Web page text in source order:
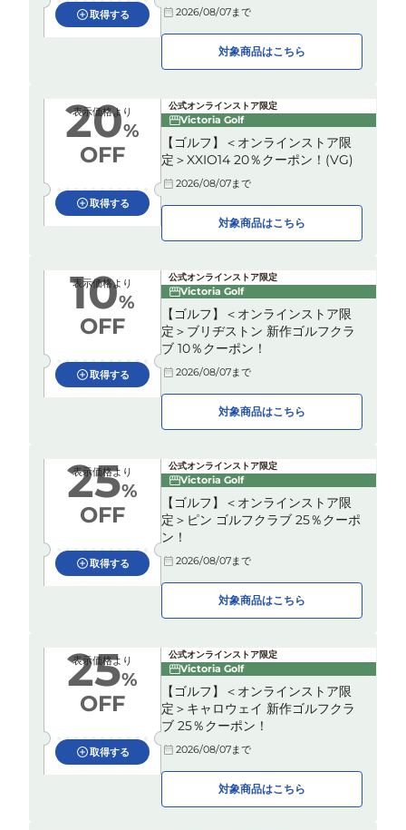
取得する 2026/08/07まで
対象商品はこちら
表示価格より
20%
OFF
取得する
公式オンラインストア限定
Victoria Golf
【ゴルフ】＜オンラインストア限
定＞XXIO14 20％クーポン！(VG)
2026/08/07まで
対象商品はこちら
表示価格より
10%
OFF
取得する
公式オンラインストア限定
Victoria Golf
【ゴルフ】＜オンラインストア限
定＞ブリヂストン 新作ゴルフクラ
ブ 10％クーポン！
2026/08/07まで
対象商品はこちら
表示価格より
25%
OFF
取得する
公式オンラインストア限定
Victoria Golf
【ゴルフ】＜オンラインストア限
定＞ピン ゴルフクラブ 25％クーポ
ン！
2026/08/07まで
対象商品はこちら
表示価格より
25%
OFF
取得する
公式オンラインストア限定
Victoria Golf
【ゴルフ】＜オンラインストア限
定＞キャロウェイ 新作ゴルフクラ
ブ 25％クーポン！
2026/08/07まで
対象商品はこちら